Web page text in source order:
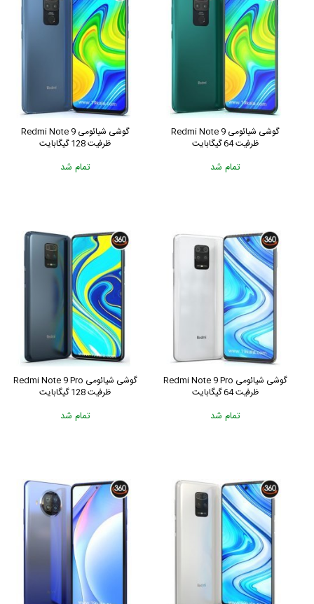
گوشی شیائومی Redmi Note 9
ظرفیت 64 گیگابایت
تمام شد
گوشی شیائومی Redmi Note 9
ظرفیت 128 گیگابایت
تمام شد
گوشی شیائومی Redmi Note 9 Pro
ظرفیت 64 گیگابایت
تمام شد
گوشی شیائومی Redmi Note 9 Pro
ظرفیت 128 گیگابایت
تمام شد